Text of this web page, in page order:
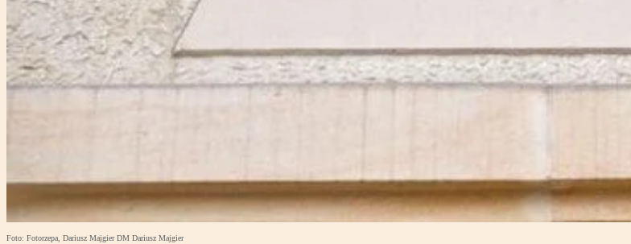
Foto: Fotorzepa, Dariusz Majgier DM Dariusz Majgier